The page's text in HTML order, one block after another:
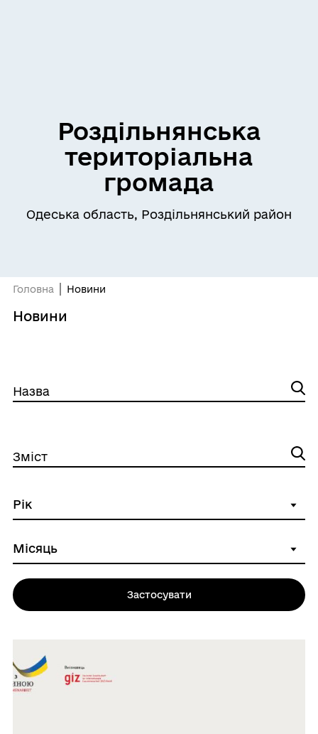
Роздільнянська
територіальна
громада
Одеська область, Роздільнянський район
Головна Новини
Новини
Назва
Зміст
Застосувати